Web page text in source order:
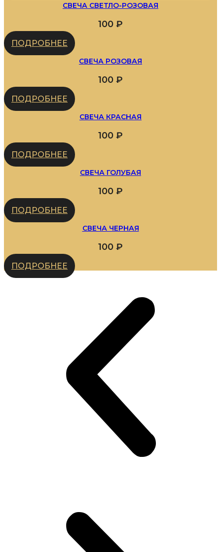
СВЕЧА СВЕТЛО-РОЗОВАЯ
100 ₽
ПОДРОБНЕЕ
СВЕЧА РОЗОВАЯ
100 ₽
ПОДРОБНЕЕ
СВЕЧА КРАСНАЯ
100 ₽
ПОДРОБНЕЕ
СВЕЧА ГОЛУБАЯ
100 ₽
ПОДРОБНЕЕ
СВЕЧА ЧЕРНАЯ
100 ₽
ПОДРОБНЕЕ